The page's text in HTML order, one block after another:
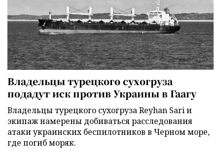
Владельцы турецкого сухогруза
подадут иск против Украины в Гаагу
Владельцы турецкого сухогруза Reyhan Sari и
экипаж намерены добиваться расследования
атаки украинских беспилотников в Черном море,
где погиб моряк.